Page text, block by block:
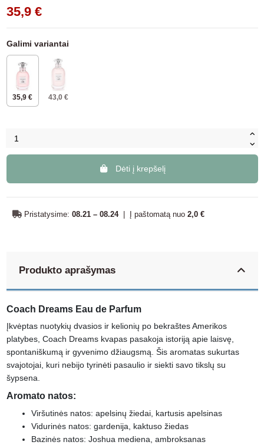
35,9 €
Galimi variantai
35,9 € 43,0 €
Dėti į krepšelį
Pristatysime: 08.21 – 08.24 | Į paštomatą nuo 2,0 €
Produkto aprašymas
Coach Dreams Eau de Parfum
Įkvėptas nuotykių dvasios ir kelionių po bekraštes Amerikos
platybes, Coach Dreams kvapas pasakoja istoriją apie laisvę,
spontaniškumą ir gyvenimo džiaugsmą. Šis aromatas sukurtas
svajotojai, kuri nebijo tyrinėti pasaulio ir siekti savo tikslų su
šypsena.
Aromato natos:
Viršutinės natos: apelsinų žiedai, kartusis apelsinas
Vidurinės natos: gardenija, kaktuso žiedas
Bazinės natos: Joshua mediena, ambroksanas